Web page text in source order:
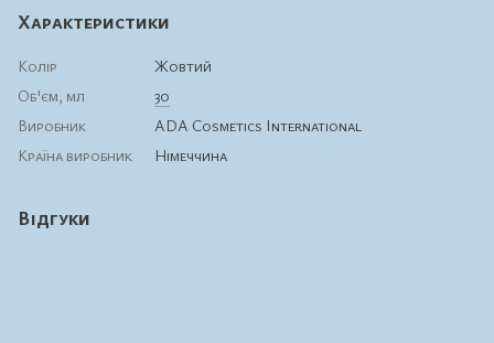
Характеристики
Колір
Жовтий
Об'єм, мл
30
Виробник
ADA Cosmetics International
Країна виробник
Німеччина
Відгуки